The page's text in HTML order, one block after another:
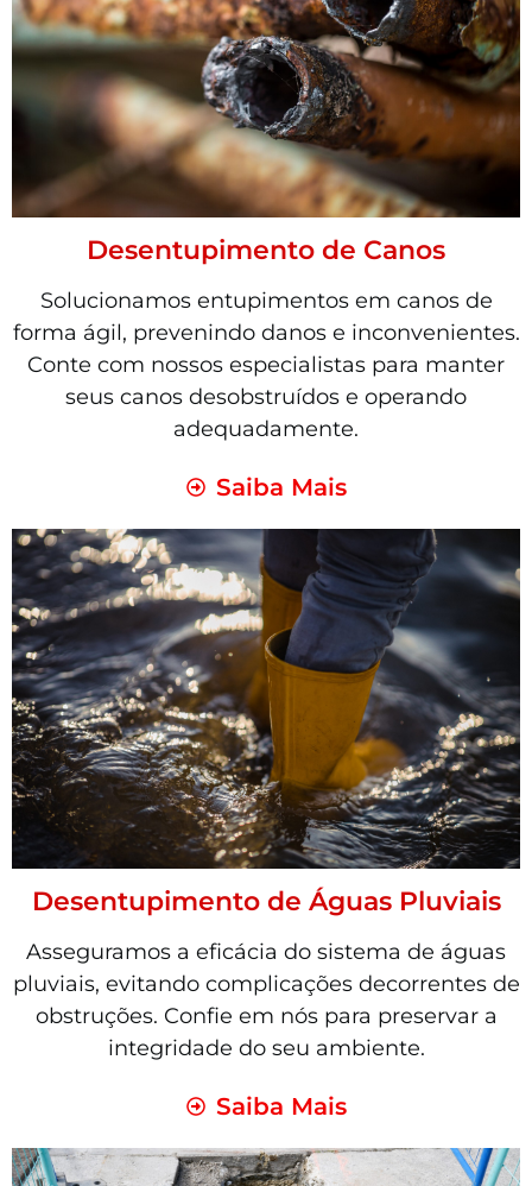
Desentupimento de Canos
Solucionamos entupimentos em canos de
forma ágil, prevenindo danos e inconvenientes.
Conte com nossos especialistas para manter
seus canos desobstruídos e operando
adequadamente.
Saiba Mais
Desentupimento de Águas Pluviais
Asseguramos a eficácia do sistema de águas
pluviais, evitando complicações decorrentes de
obstruções. Confie em nós para preservar a
integridade do seu ambiente.
Saiba Mais